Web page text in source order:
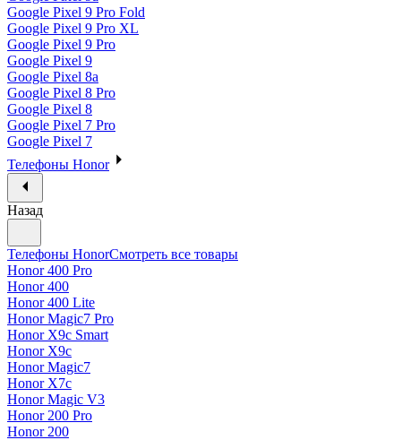
Google Pixel 9 Pro Fold
Google Pixel 9 Pro XL
Google Pixel 9 Pro
Google Pixel 9
Google Pixel 8a
Google Pixel 8 Pro
Google Pixel 8
Google Pixel 7 Pro
Google Pixel 7
Телефоны Honor
Назад
Телефоны HonorСмотреть все товары
Honor 400 Pro
Honor 400
Honor 400 Lite
Honor Magic7 Pro
Honor X9c Smart
Honor X9c
Honor Magic7
Honor X7c
Honor Magic V3
Honor 200 Pro
Honor 200